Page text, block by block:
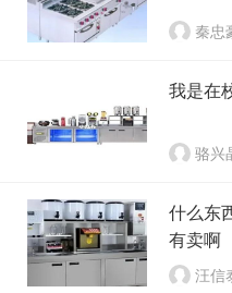
秦忠
我是在
骆兴
什么东
有卖啊
汪信